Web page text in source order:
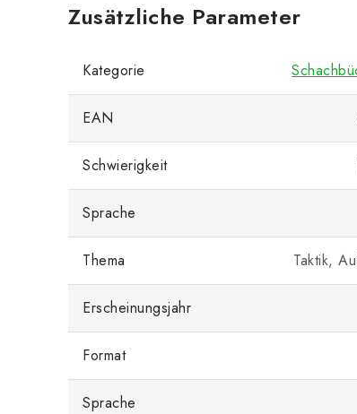
Zusätzliche Parameter
Kategorie
EAN
Schwierigkeit
Sprache
Thema Taktik,
Erscheinungsjahr
Format
Sprache